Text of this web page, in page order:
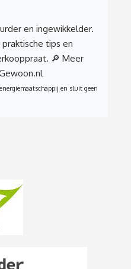
en ingewikkelder.
tips en
🔎 Meer
en sluit geen